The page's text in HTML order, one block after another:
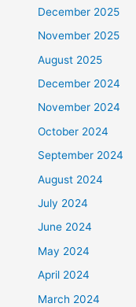
December 2025
November 2025
August 2025
December 2024
November 2024
October 2024
September 2024
August 2024
July 2024
June 2024
May 2024
April 2024
March 2024